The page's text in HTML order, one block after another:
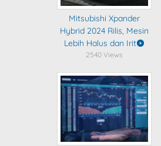
Mitsubishi Xpander
Hybrid 2024 Rilis, Mesin
Lebih Halus dan Irit
2540 Views